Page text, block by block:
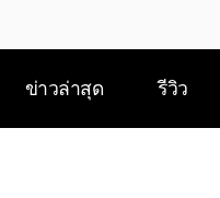
ข่าวล่าสุด รีวิว